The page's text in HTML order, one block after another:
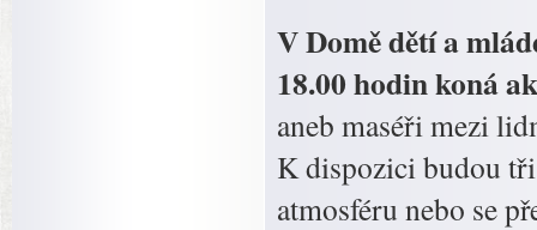
V Domě dětí a
18.00 hodin koná
aneb maséři mezi
K dispozici budou tři
atmosféru nebo se